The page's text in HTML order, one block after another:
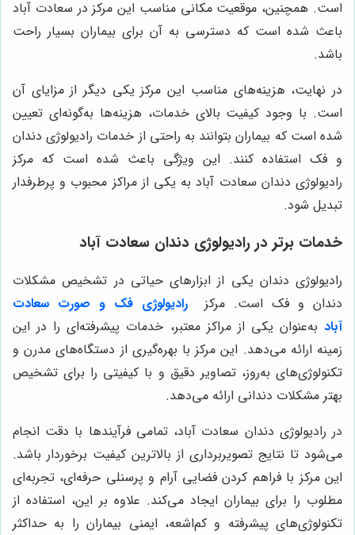
است. همچنین، موقعیت مکانی مناسب این مرکز در سعادت آباد
باعث شده است که دسترسی به آن برای بیماران بسیار راحت
باشد.
در نهایت، هزینه‌های مناسب این مرکز یکی دیگر از مزایای آن
است. با وجود کیفیت بالای خدمات، هزینه‌ها به‌گونه‌ای تعیین
شده است که بیماران بتوانند به راحتی از خدمات رادیولوژی دندان
و فک استفاده کنند. این ویژگی باعث شده است که مرکز
رادیولوژی دندان سعادت آباد به یکی از مراکز محبوب و پرطرفدار
تبدیل شود.
خدمات برتر در رادیولوژی دندان سعادت آباد
رادیولوژی دندان یکی از ابزارهای حیاتی در تشخیص مشکلات
دندان و فک است. مرکز
رادیولوژی فک و صورت سعادت
آباد به‌عنوان یکی از مراکز معتبر، خدمات پیشرفته‌ای را در این
زمینه ارائه می‌دهد. این مرکز با بهره‌گیری از دستگاه‌های مدرن و
تکنولوژی‌های به‌روز، تصاویر دقیق و با کیفیتی را برای تشخیص
بهتر مشکلات دندانی ارائه می‌دهد.
در رادیولوژی دندان سعادت آباد، تمامی فرآیندها با دقت انجام
می‌شود تا نتایج تصویربرداری از بالاترین کیفیت برخوردار باشد.
این مرکز با فراهم کردن فضایی آرام و پرسنلی حرفه‌ای، تجربه‌ای
مطلوب را برای بیماران ایجاد می‌کند. علاوه بر این، استفاده از
تکنولوژی‌های پیشرفته و کم‌اشعه، ایمنی بیماران را به حداکثر